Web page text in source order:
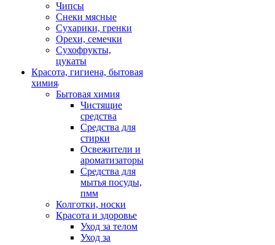
Чипсы
Снеки мясные
Сухарики, гренки
Орехи, семечки
Сухофрукты,
цукаты
Красота, гигиена, бытовая
химия
Бытовая химия
Чистящие
средства
Средства для
стирки
Освежители и
ароматизаторы
Средства для
мытья посуды,
пмм
Колготки, носки
Красота и здоровье
Уход за телом
Уход за